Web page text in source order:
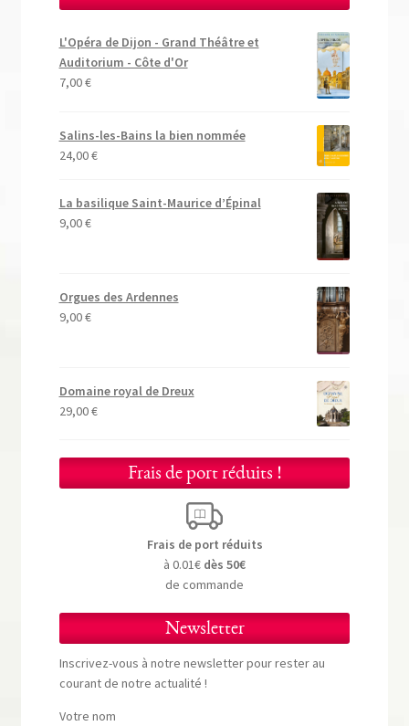
L'Opéra de Dijon - Grand Théâtre et
Auditorium - Côte d'Or
7,00€
Salins-les-Bains la bien nommée
24,00€
La basilique Saint-Maurice d’Épinal
9,00€
Orgues des Ardennes
9,00€
Domaine royal de Dreux
29,00€
Frais de port réduits !
Frais de port réduits
à 0.01€ dès 50€
de commande
Newsletter
Inscrivez-vous à notre newsletter pour rester au
courant de notre actualité !
Votre nom